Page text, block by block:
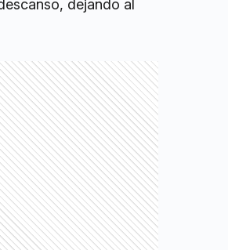
dejando al